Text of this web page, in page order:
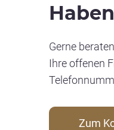
Gerne
Ihre offenen
Zum